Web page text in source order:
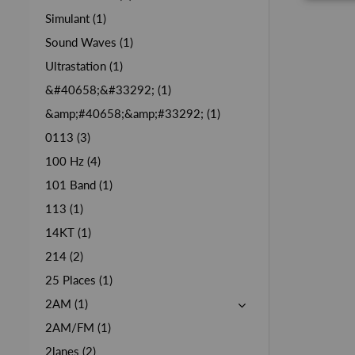
Simulant (1)
Sound Waves (1)
Ultrastation (1)
&#40658;&#33292; (1)
&amp;#40658;&amp;#33292; (1)
0113 (3)
100 Hz (4)
101 Band (1)
113 (1)
14KT (1)
214 (2)
25 Places (1)
2AM (1)
2AM/FM (1)
2lanes (2)